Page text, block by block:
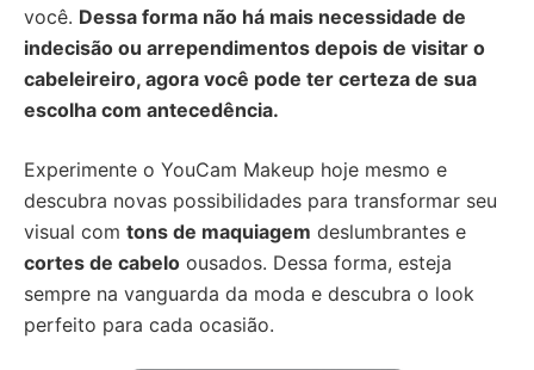
você. Dessa forma não há mais necessidade de
indecisão ou arrependimentos depois de visitar o
cabeleireiro, agora você pode ter certeza de sua
escolha com antecedência.
Experimente o YouCam Makeup hoje mesmo e
descubra novas possibilidades para transformar seu
visual com tons de maquiagem deslumbrantes e
cortes de cabelo ousados. Dessa forma, esteja
sempre na vanguarda da moda e descubra o look
perfeito para cada ocasião.